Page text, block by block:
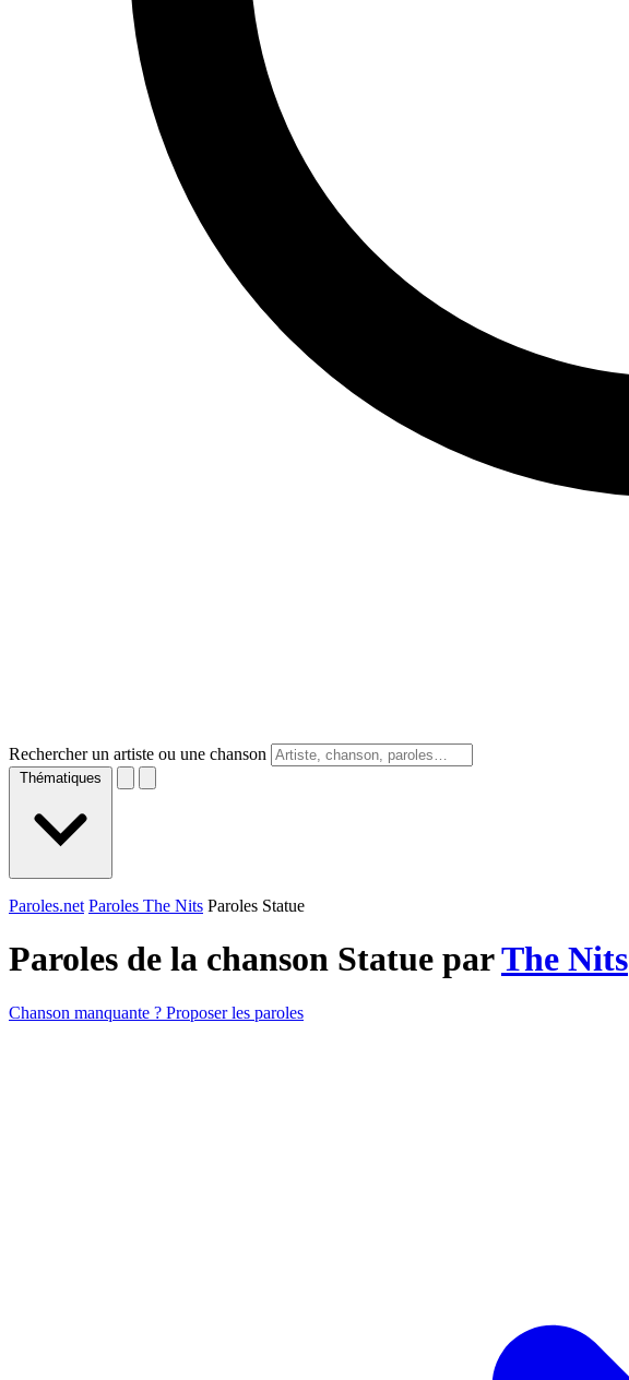
Rechercher un artiste ou une chanson
Thématiques
Paroles.net Paroles The Nits Paroles Statue
Paroles de la chanson Statue parThe Nits
Chanson manquante ? Proposer les paroles